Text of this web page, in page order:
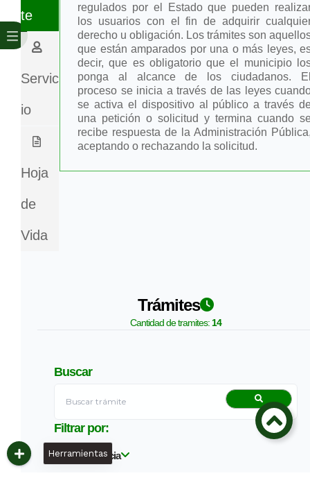
te
Servic
io
Hoja
de
Vida
regulados por el Estado que pueden
los usuarios con el fin de adquirir
derecho u obligación. Los trámites son
que están amparados por una o más leyes,
decir, que es obligatorio que el municipio
ponga al alcance de los ciudadanos.
proceso se inicia a través de las leyes
se activa el dispositivo al público a través
una petición o solicitud y termina cuando
recibe respuesta de la Administración
aceptando o rechazando la solicitud.
Trámites
Cantidad de tramites: 14
Buscar
Filtrar por:
Dependencia
Herramientas